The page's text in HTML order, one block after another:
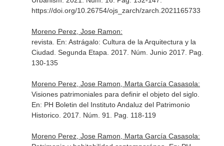
https://doi.org/10.26754/ojs_zarch/zarch.2021165733
Moreno Perez, Jose Ramon:
revista. En: Astrágalo: Cultura de la Arquitectura y la
Ciudad. Segunda Etapa . 2017. Núm. Junio 2017. Pag.
130-135
Moreno Perez, Jose Ramon, Marta García Casasola:
Visiones patrimoniales para definir el objeto del siglo.
En: PH Boletin del Instituto Andaluz del Patrimonio
Historico. 2017. Núm. 91. Pag. 118-119
Moreno Perez, Jose Ramon, Marta García Casasola: